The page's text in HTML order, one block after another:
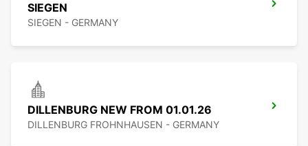
SIEGEN
SIEGEN - GERMANY
DILLENBURG NEW FROM 01.01.26
DILLENBURG FROHNHAUSEN - GERMANY